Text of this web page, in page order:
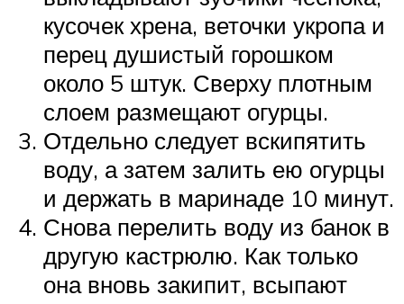
кусочек хрена, веточки укропа и
перец душистый горошком
около 5 штук. Сверху плотным
слоем размещают огурцы.
Отдельно следует вскипятить
воду, а затем залить ею огурцы
и держать в маринаде 10 минут.
Снова перелить воду из банок в
другую кастрюлю. Как только
она вновь закипит, всыпают